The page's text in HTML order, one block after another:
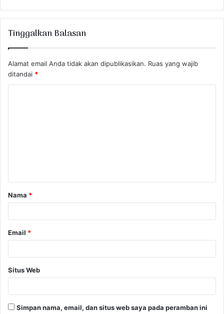
Tinggalkan Balasan
Alamat email Anda tidak akan dipublikasikan. Ruas yang wajib
ditandai *
a
r
Nama *
Email *
Situs Web
Simpan nama, email, dan situs web saya pada peramban ini